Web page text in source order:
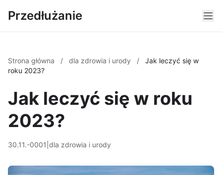
Przedłużanie
Strona główna / dla zdrowia i urody /
Jak leczyć się w
roku 2023?
Jak leczyć się w roku
2023?
30.11.-0001 dla zdrowia i urody